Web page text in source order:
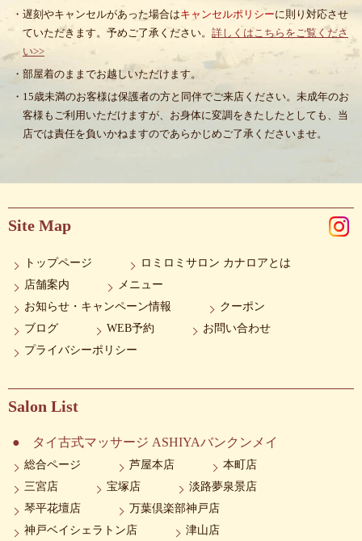
・遅刻やキャンセルがあった場合はキャンセルポリシーに則り対応させ
ていただきます。予めご了承ください。 詳しくはこちらをご覧くださ
い>>
・部屋着のままでお越しいただけます。
・15歳未満のお客様は保護者の方と同伴でご来店ください。未成年のお
客様もご利用いただけますが、お身体に変調をきたしたとしても、当
店では責任を負いかねますのであらかじめご了承くださいませ。
Site Map
トップページ
ロミロミサロン カナロアとは
店舗案内
メニュー
お知らせ・キャンペーン情報
クーポン
ブログ
WEB予約
お問い合わせ
プライバシーポリシー
Salon List
タイ古式マッサージ ASHIYAバンクンメイ
総合ページ 芦屋本店
本町店
三宮店
宝塚店
淡路夢泉景店
琴平花壇店
万葉倶楽部神戸店
神戸ベイシェラトン店
津山店